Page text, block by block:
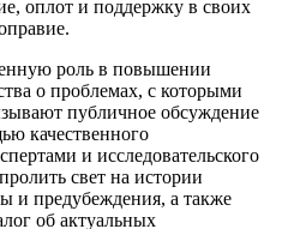
оплот и поддержку в своих
роль в повышении
о проблемах, с которыми
публичное обсуждение
качественного
и исследовательского
свет на истории
и предубеждения, а также
об актуальных